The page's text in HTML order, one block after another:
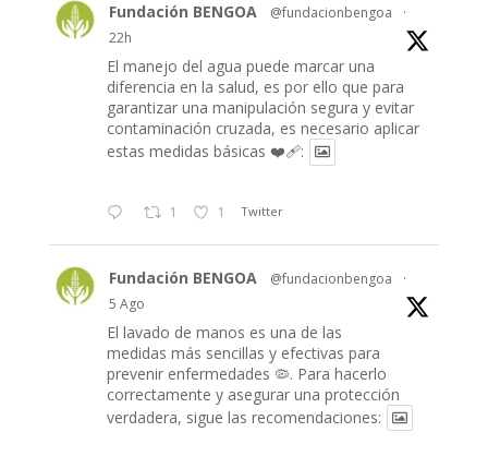
Fundación BENGOA @fundacionbengoa
·
22h
El manejo del agua puede marcar una
diferencia en la salud, es por ello que para
garantizar una manipulación segura y evitar
contaminación cruzada, es necesario aplicar
estas medidas básicas ❤️‍🩹:
1 1 Twitter
Fundación BENGOA @fundacionbengoa
·
5 Ago
El lavado de manos es una de las
medidas más sencillas y efectivas para
prevenir enfermedades 🦠. Para hacerlo
correctamente y asegurar una protección
verdadera, sigue las recomendaciones: